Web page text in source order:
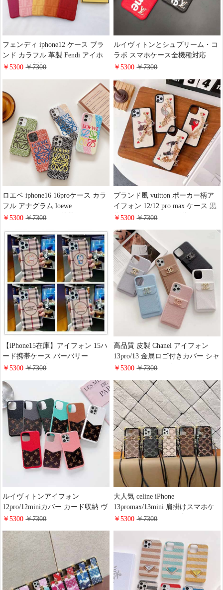
フェンディ iphone12 ケース ブラ
ンド カラフル 革製 Fendi アイホ
ン12 pro 携帯カバー iphone11ケー
iphone12pro アイフォン12 miniカ
バー モノグラム 女性向け 代引き
￥5300￥7300
ルイヴィトンとシュプリーム・コ
ラボ スマホケース全機種対応
Supremeオイルエッジiphone16
Google pixel 9pro/8a/7aケース 水波
紋 メンズ 大人気 galaxy S24 A55
A54 A53 5Gケース 耐衝撃 Huawei
Mate60 proケースおしゃれ 通販
￥5300￥7300
ロエベ iphone16 16proケース カラ
フル アナグラム loewe
iphone15promax/15 携帯ケース PU
ラクシー s25/s24/s23スマホケース
レディースおしゃれ
￥5300￥7300
ブランド風 vuitton ポーカー柄ア
イフォン 12/12 pro max ケース 黒
枠 アイフォーン11 保護ケース LV
カバールイヴィトン チェーン付き
創意デザイン ギャラクシー
note10plus/note10 ケース
￥5300￥7300
【iPhone15在庫】アイフォン 15ハ
ード携帯ケース バーバリー
iphone14 Proブランドカバー アニ
max携帯ケース Burberry 個性
iPhone15携帯ケース Burberry ギャ
ラクシー s22 カバー
￥5300￥7300
高品質 皮製 Chanel アイフォン
13pro/13 金属ロゴ付きカバー シャ
ネル iphone12 Pro 超スタイリッシ
ス アイホン11 送料無料 ケース
iphonexs max女性力満点 保護ケー
スChanel
￥5300￥7300
ルイヴィトンアイフォン
12pro/12miniカバー カード収納 ヴ
ィトン iPhone 11Pro/11Promax/11
ーs20 ultra/s20plus/s20 ケース LV
Galaxy note10/note10 plus スマホケ
ース
￥5300￥7300
大人気 celine iPhone
13promax/13mini 肩掛けスマホケ
ースアイフォーン12プロマックス
galaxys21/s21plus/s21 ultra女性力満
点セリーヌカバーgalaxynote
20/note20 ultraおすすめ 欧米風 携
帯ケース
￥5300￥7300